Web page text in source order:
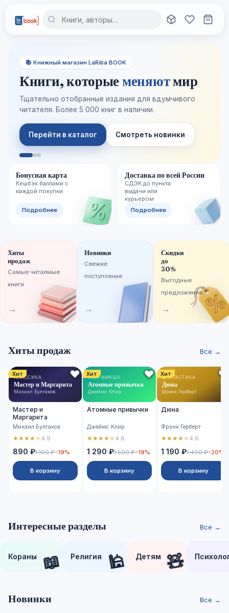
📚 Книжный магазин LaRiba BOOK
Книги, которыеменяютмир
Тщательно отобранные издания для вдумчивого
читателя. Более 5 000 книг в наличии.
Перейти в каталог Смотреть новинки
Бонусная карта
Кешбэк баллами с
каждой покупки
Подробнее
Доставка по всей России
СДЭК до пункта
выдачи или
курьером
Подробнее
Хиты
продаж
Самые читаемые
книги
→
Новинки
Свежие
поступления
→
Скидки
до
30%
Выгодные
предложения
→
Хиты продаж Все →
Хит
КЛАССИКА
Мастер и Маргарита
Михаил Булгаков
Мастер и
Маргарита
Михаил Булгаков
★★★★★4.9
890 ₽1 100 ₽-19%
В корзину
Хит
НОН-ФИКШН
Атомные привычки
Джеймс Клир
Атомные привычки
Джеймс Клир
★★★★★4.8
1 290 ₽1 590 ₽-19%
В корзину
Хит
ФАНТАСТИКА
Дюна
Фрэнк Герберт
Дюна
Фрэнк Герберт
★★★★★4.6
1 190 ₽1 490 ₽-20%
В корзину
Интересные разделы Все →
Кораны 📖 Религия 🕌 Детям 🧸
Новинки Все →